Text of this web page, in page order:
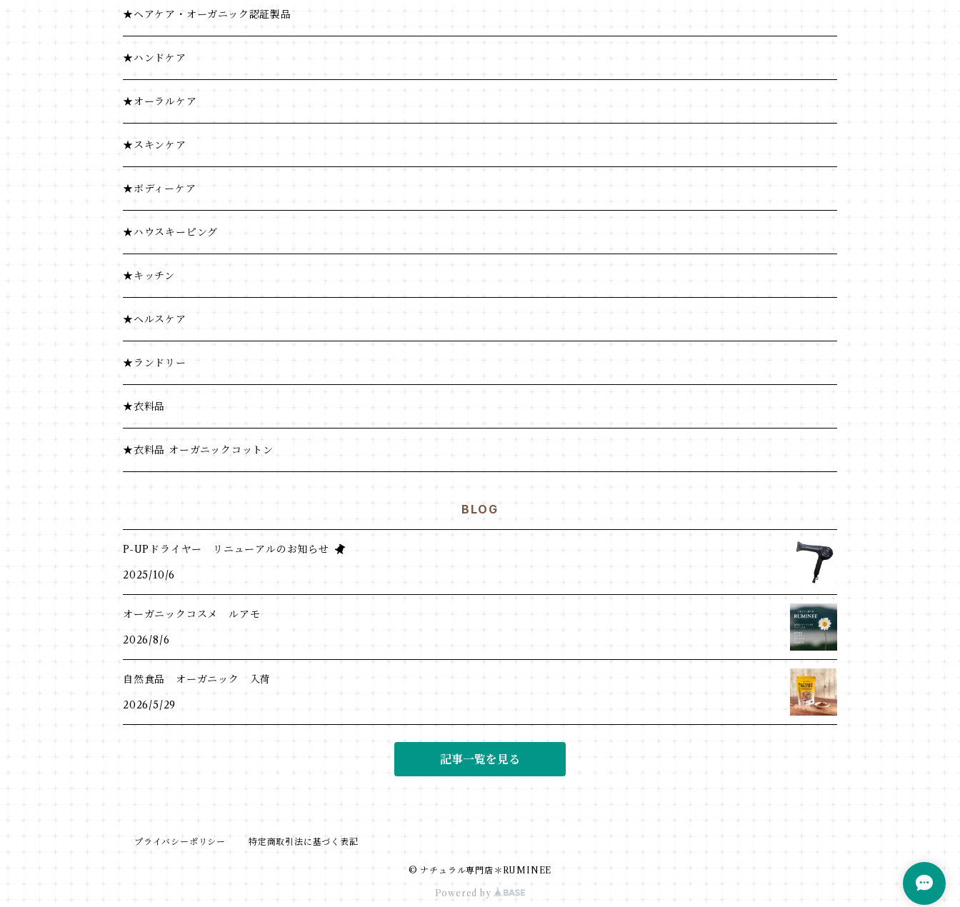
菓子類
穀物飲料・飲料
調味料
コーヒー・茶類
加工食品
豆・ごま類
ふりかけ・漬物・佃煮
海藻・乾物
米・小麦・シリアル
菓子類
穀物飲料・飲料
調味料
コーヒー・茶類
加工食品
豆・ごま類
ふりかけ・漬物・佃煮
海藻・乾物
ヘナ
★ヘアケア・オーガニック認証製品
★ハンドケア
★オーラルケア
★スキンケア
★ボディーケア
★ハウスキーピング
★キッチン
★ヘルスケア
★ランドリー
★衣料品
★衣料品 オーガニックコットン
BLOG
P-UPドライヤー リニューアルのお知らせ
2025/10/6
オーガニックコスメ ルアモ
2026/8/6
自然食品 オーガニック 入荷
2026/5/29
記事一覧を見る
プライバシーポリシー 特定商取引法に基づく表記
© ナチュラル専門店＊RUMINEE
Powered by